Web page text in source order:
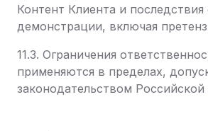
Контент Клиента и последствия
демонстрации, включая
11.3. Ограничения
применяются в пределах,
законодательством